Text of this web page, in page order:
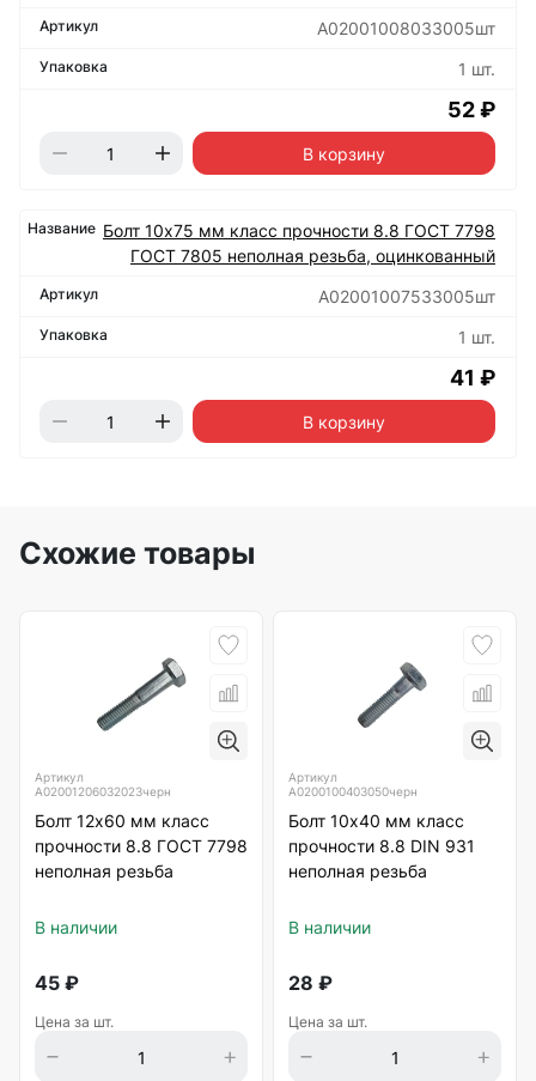
А02001008033005шт
1 шт.
52 ₽
В корзину
Болт 10х75 мм класс прочности 8.8 ГОСТ 7798
ГОСТ 7805 неполная резьба, оцинкованный
А02001007533005шт
1 шт.
41 ₽
В корзину
Схожие товары
Артикул
А02001206032023черн
Болт 12х60 мм класс
прочности 8.8 ГОСТ 7798
неполная резьба
В наличии
45 ₽
Цена за шт.
Артикул
А0200100403050черн
Болт 10х40 мм класс
прочности 8.8 DIN 931
неполная резьба
В наличии
28 ₽
Цена за шт.